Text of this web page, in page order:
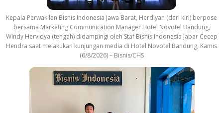
Kepala Perwakilan Bisnis Indonesia Jawa Barat, Herdiyan (dari kiri) berpose
bersama Marketing Communication Manager Hotel Novotel Bandung,
Windy Hervidya (tengah) didampingi oleh Staf Bisnis Indonesia Jabar Cecep
Hendra saat melakukan kunjungan media di Hotel Novotel Bandung, Kamis
(6/8/2026) – Bisnis/CHS